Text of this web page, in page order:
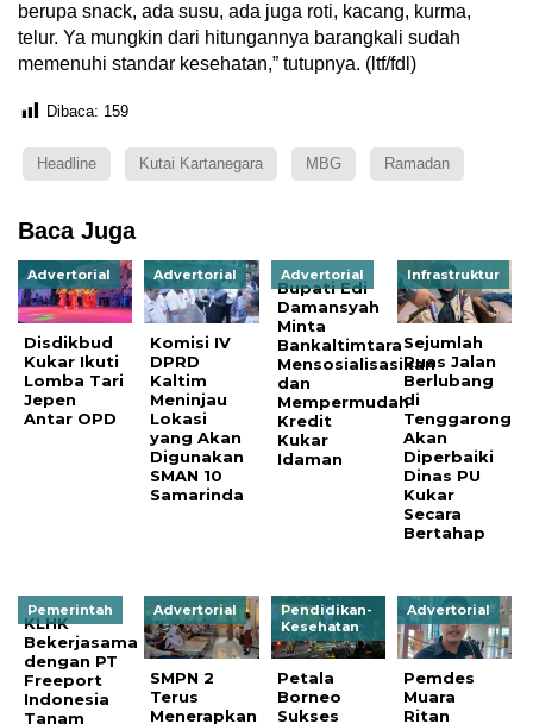
berupa snack, ada susu, ada juga roti, kacang, kurma,
telur. Ya mungkin dari hitungannya barangkali sudah
memenuhi standar kesehatan,” tutupnya. (ltf/fdl)
Dibaca: 159
Headline Kutai Kartanegara MBG Ramadan
Baca Juga
Advertorial
Disdikbud
Kukar Ikuti
Lomba Tari
Jepen
Antar OPD
Advertorial
Komisi IV
DPRD
Kaltim
Meninjau
Lokasi
yang Akan
Digunakan
SMAN 10
Samarinda
Advertorial
Bupati Edi
Damansyah
Minta
Bankaltimtara
Mensosialisasikan
dan
Mempermudah
Kredit
Kukar
Idaman
Infrastruktur
Sejumlah
Ruas Jalan
Berlubang
di
Tenggarong
Akan
Diperbaiki
Dinas PU
Kukar
Secara
Bertahap
Pemerintah
KLHK
Bekerjasama
dengan PT
Freeport
Indonesia
Tanam
Advertorial
SMPN 2
Terus
Menerapkan
Pendidikan-
Kesehatan
Petala
Borneo
Sukses
Advertorial
Pemdes
Muara
Ritan